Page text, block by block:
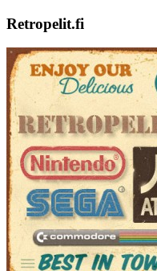
Retropelit.fi